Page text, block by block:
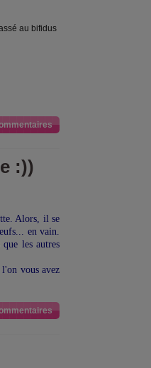
au bifidus
:))
Alors, il se
en vain.
les autres
vous avez